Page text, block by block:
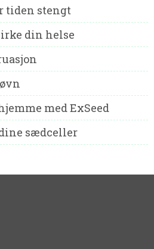
tiden stengt
din helse
med ExSeed
sædceller